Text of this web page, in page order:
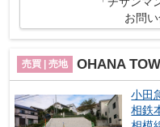
お問
売買 | 売地 OHANA
小田
相鉄